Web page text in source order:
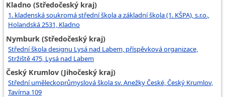
Kladno (Středočeský kraj)
1. kladenská soukromá střední škola a základní škola (1. KŠPA), s.r.o.,
Holandská 2531, Kladno
Nymburk (Středočeský kraj)
Střední škola designu Lysá nad Labem, příspěvková organizace,
Stržiště 475, Lysá nad Labem
Český Krumlov (Jihočeský kraj)
Střední uměleckoprůmyslová škola sv. Anežky České, Český Krumlov,
Tavírna 109